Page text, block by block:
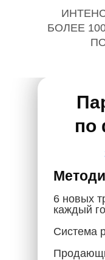
БОЛЕЕ
по
6 новых
каждый
Система